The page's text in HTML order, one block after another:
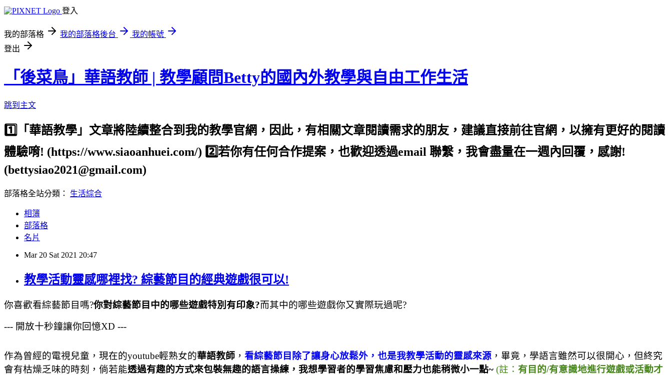
登入
我的部落格 我的部落格後台
我的帳號
登出
「後菜鳥」華語教師 | 教學顧問Betty的國內外教學與自由工作生活
跳到主文
1️⃣「華語教學」文章將陸續整合到我的教學官網，因此，有相關文章閱讀需求的朋友，建議直接前往官網，以擁有更好的閱讀
體驗唷! (https://www.siaoanhuei.com/) 2️⃣若你有任何合作提案，也歡迎透過email 聯繫，我會盡量在一週內回覆，感謝!
(bettysiao2021@gmail.com)
部落格全站分類： 生活綜合
相簿
部落格
名片
Mar 20 Sat 2021 20:47
教學活動靈感哪裡找? 綜藝節目的經典遊戲很可以!
你喜歡看綜藝節目嗎?你對綜藝節目中的哪些遊戲特別有印象?而其中的哪些遊戲你又實際玩過呢?
--- 開放十秒鐘讓你回憶XD ---
作為曾經的電視兒童，現在的youtube輕熟女的華語教師 ， 看綜藝節目除了讓身心放鬆外，也是我教學活動的靈感來源 ，畢竟，學語言雖然可以很開心，但終究
會有枯燥乏味的時刻，倘若能透過有趣的方式來包裝無趣的語言操練，我想學習者的學習焦慮和壓力也能稍微小一點~ (註： 有目的/有意識地進行遊戲或活動才